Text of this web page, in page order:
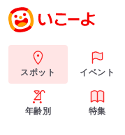
スポット イベント
年齢別 特集